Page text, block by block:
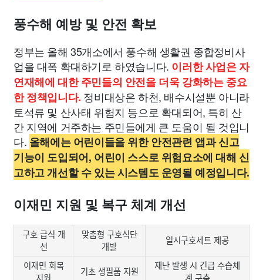
풍수해 예방 및 안전 확보
정부는 올해 35개소에서 풍수해 생활권 종합정비사
업을 대폭 확대하기로 하였습니다. 이러한 사업은 자
연재해에 대한 주민들의 안전을 더욱 강화하는 중요
한 정책입니다. 정비대상은 하천, 배수시설뿐 아니라
토석류 및 산사태 위험지 등으로 확대되어, 특히 산
간 지역에 거주하는 주민들에게 큰 도움이 될 것입니
다. 올해에는 어린이들을 위한 안전관련 앱과 신고
기능이 도입되어, 어린이 스스로 위험요소에 대해 신
고하고 개선할 수 있는 시스템도 운영될 예정입니다.
이재민 지원 및 복구 체계 개선
구호 급식 개
선
맞춤형 구호식단
개발
일시구호세트 제공
이재민 회복
기초 생필품 지원
재난 발생 시 긴급 수습체